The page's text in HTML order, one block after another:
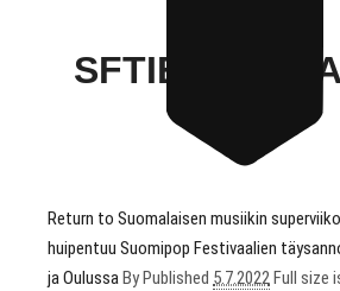
Return to Suomalaisen musiikin
huipentuu Suomipop Festivaalien
ja OulussaByPublished 5.7.2022Full size